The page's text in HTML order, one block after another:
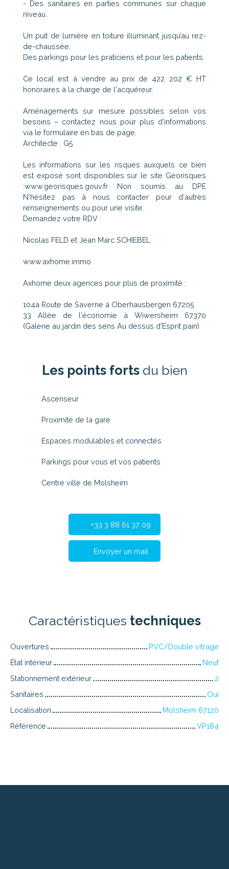
- Des sanitaires en parties communes sur chaque
niveau.
Un puit de lumière en toiture illuminant jusqu’au rez-
de-chaussée,
Des parkings pour les praticiens et pour les patients.
Ce local est à vendre au prix de 422 202 € HT
honoraires à la charge de l'acquéreur.
Aménagements sur mesure possibles selon vos
besoins – contactez nous pour plus d’informations
via le formulaire en bas de page.
Architecte : G5
Les informations sur les risques auxquels ce bien
est exposé sont disponibles sur le site Géorisques
:www.georisques.gouv.fr Non soumis au DPE
N'hésitez pas à nous contacter pour d'autres
renseignements ou pour une visite.
Demandez votre RDV :
Nicolas FELD et Jean Marc SCHIEBEL
www.axhome.immo
Axhome deux agences pour plus de proximité :
104a Route de Saverne à Oberhausbergen 67205
33 Allée de l'économie à Wiwersheim 67370
(Galerie au jardin des sens Au dessus d'Esprit pain)
Les points fortsdu bien
Ascenseur
Proximité de la gare
Espaces modulables et connectés
Parkings pour vous et vos patients
Centre ville de Molsheim
+33 3 88 61 37 09
Envoyer un mail
Caractéristiques techniques
Ouvertures
PVC/Double vitrage
État intérieur
Neuf
Stationnement extérieur
2
Sanitaires
Oui
Localisation
Molsheim 67120
Référence
VP184